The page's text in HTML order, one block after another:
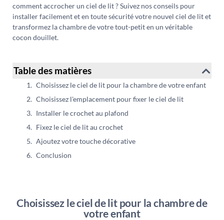
comment accrocher un ciel de lit ? Suivez nos conseils pour
installer facilement et en toute sécurité votre nouvel ciel de lit et
transformez la chambre de votre tout-petit en un véritable
cocon douillet.
Table des matières
Choisissez le ciel de lit pour la chambre de votre enfant
Choisissez l'emplacement pour fixer le ciel de lit
Installer le crochet au plafond
Fixez le ciel de lit au crochet
Ajoutez votre touche décorative
Conclusion
Choisissez le ciel de lit pour la chambre de
votre enfant